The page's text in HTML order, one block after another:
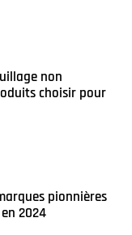
non
choisir pour
pionnières
2024